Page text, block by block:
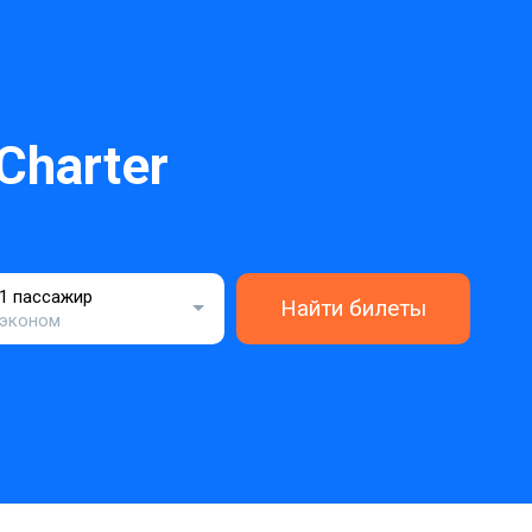
1 пассажир
эконом
Найти билеты